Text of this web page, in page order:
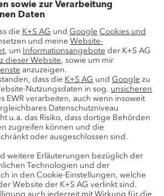
Ausbildung/ dualer Studiengang/ Interesse oder Standort angeben
Instagram
und
junger Talente